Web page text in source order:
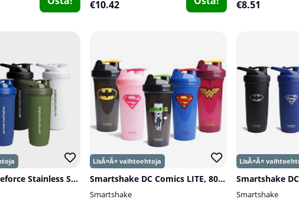
€10.42 €8.51
Smartshake Reforce Stainless Steel, 900 ml Smartshake DC Comics LITE, 800 ml
Smartshake
Smartshake